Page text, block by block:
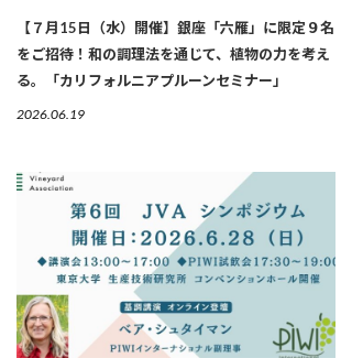
【７月15日（水）開催】銀座「六雁」に限定９名
をご招待！和の調理法を通じて、植物の力を考え
る。「カリフォルニアプルーンセミナー」
2026.06.19